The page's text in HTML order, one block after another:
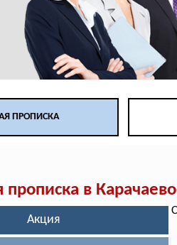
ПРОПИСКА
прописка в
Акция